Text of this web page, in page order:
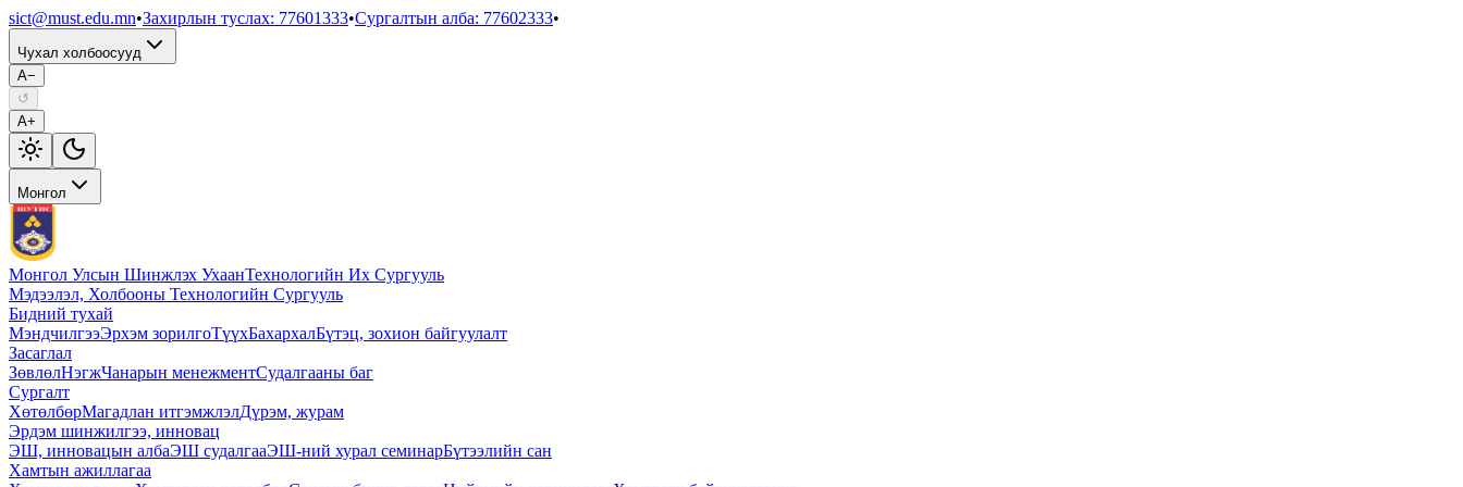
sict@must.edu.mn•Захирлын туслах: 77601333•Сургалтын алба: 77602333•
Чухал холбоосууд
A−
↺
A+
Монгол
Монгол Улсын Шинжлэх УхаанТехнологийн Их Сургууль
Мэдээлэл, Холбооны Технологийн Сургууль
Бидний тухай
МэндчилгээЭрхэм зорилгоТүүхБахархалБүтэц, зохион байгуулалт
Засаглал
ЗөвлөлНэгжЧанарын менежментСудалгааны баг
Сургалт
ХөтөлбөрМагадлан итгэмжлэлДүрэм, журам
Эрдэм шинжилгээ, инновац
ЭШ, инновацын албаЭШ судалгааЭШ-ний хурал семинарБүтээлийн сан
Хамтын ажиллагаа